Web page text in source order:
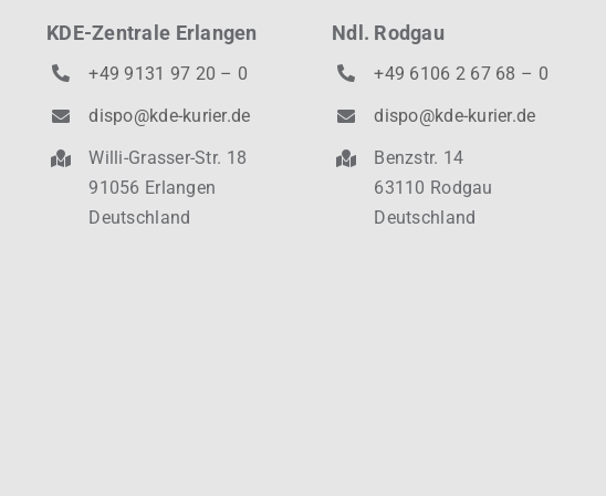
KDE-Zentrale Erlangen
+49 9131 97 20 – 0
dispo@kde-kurier.de
Willi-Grasser-Str. 18
91056 Erlangen
Deutschland
Ndl. Rodgau
+49 6106 2 67 68 – 0
dispo@kde-kurier.de
Benzstr. 14
63110 Rodgau
Deutschland